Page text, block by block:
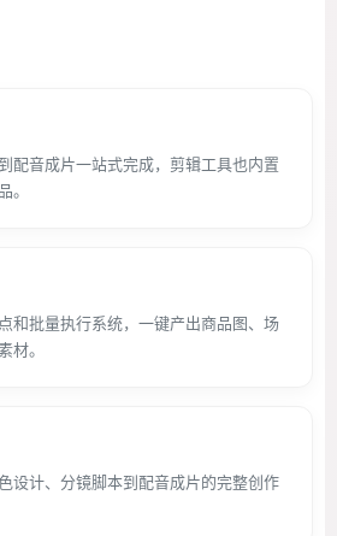
配音成片一站式完成，剪辑工具也内置
。
和批量执行系统，一键产出商品图、场
材。
设计、分镜脚本到配音成片的完整创作